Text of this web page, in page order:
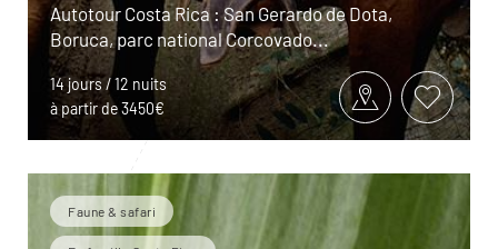
Autotour Costa Rica : San Gerardo de Dota,
Boruca, parc national Corcovado...
14 jours / 12 nuits
à partir de 3450€
Faune & safari